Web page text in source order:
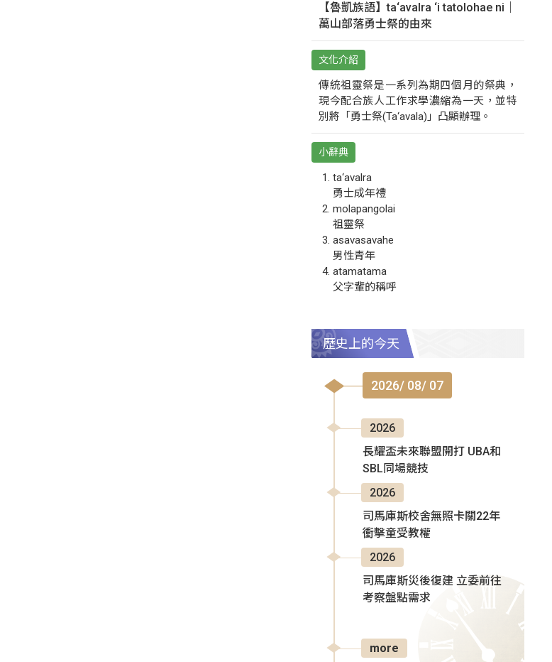
【魯凱族語】ta‘avalra ‘i tatolohae ni｜
萬山部落勇士祭的由來
文化介紹
傳統祖靈祭是一系列為期四個月的祭典，
現今配合族人工作求學濃縮為一天，並特
別將「勇士祭(Ta‘avala)」凸顯辦理。
小辭典
ta‘avalra
勇士成年禮
molapangolai
祖靈祭
asavasavahe
男性青年
atamatama
父字輩的稱呼
歷史上的今天
2026/ 08/ 07
2026
長耀盃未來聯盟開打 UBA和
SBL同場競技
2026
司馬庫斯校舍無照卡關22年
衝擊童受教權
2026
司馬庫斯災後復建 立委前往
考察盤點需求
more